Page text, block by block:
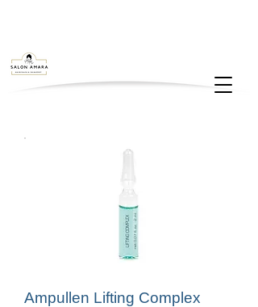
Ampullen Lifting Complex